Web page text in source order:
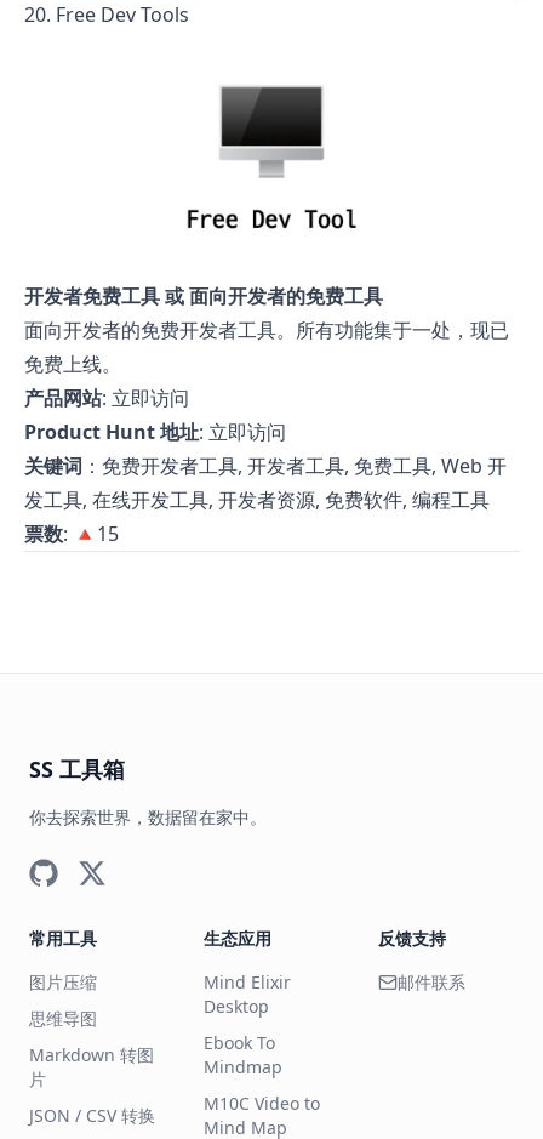
20. Free Dev Tools
开发者免费工具 或 面向开发者的免费工具
面向开发者的免费开发者工具。所有功能集于一处，现已
免费上线。
产品网站: 立即访问
Product Hunt 地址: 立即访问
关键词 ：免费开发者工具, 开发者工具, 免费工具, Web 开
发工具, 在线开发工具, 开发者资源, 免费软件, 编程工具
票数: 🔺15
SS 工具箱
你去探索世界，数据留在家中。
常用工具
图片压缩
思维导图
Markdown 转图
片
JSON / CSV 转换
生态应用
Mind Elixir
Desktop
Ebook To
Mindmap
M10C Video to
Mind Map
反馈支持
邮件联系